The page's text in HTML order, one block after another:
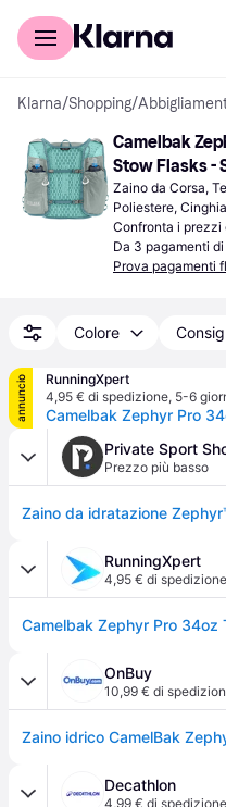
Per il tuo shopping
Klarna/Shopping/
Camelbak
Stow Flasks -
Zaino da Corsa,
Poliestere,
d'Idratazione
Confronta i prezzi
Da 3 pagamenti
Prova pagamenti
Colore
annuncio
RunningXpert
4,95 € di spedizione, 5-6
Private Sport
Prezzo più basso
Zaino da idratazione
RunningXpert
4,95 € di spedizione
OnBuy
10,99 € di
Decathlon
4,99 € di spedizione